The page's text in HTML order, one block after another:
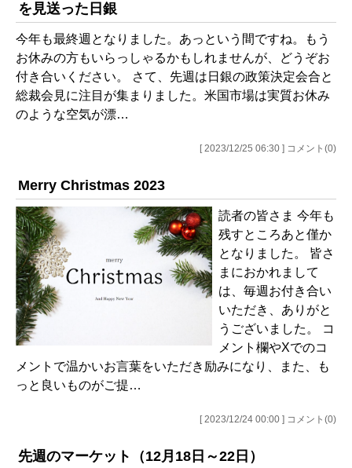
を見送った日銀
今年も最終週となりました。あっという間ですね。もう
お休みの方もいらっしゃるかもしれませんが、どうぞお
付き合いください。 さて、先週は日銀の政策決定会合と
総裁会見に注目が集まりました。米国市場は実質お休み
のような空気が漂…
[ 2023/12/25 06:30 ] コメント(0)
Merry Christmas 2023
読者の皆さま 今年も
残すところあと僅か
となりました。 皆さ
まにおかれまして
は、毎週お付き合い
いただき、ありがと
うございました。 コ
メント欄やXでのコ
メントで温かいお言葉をいただき励みになり、また、も
っと良いものがご提…
[ 2023/12/24 00:00 ] コメント(0)
先週のマーケット（12月18日～22日）